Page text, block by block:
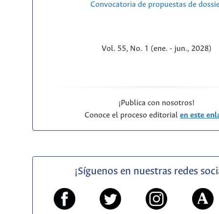
Convocatoria de propuestas de
Vol. 55, No. 1 (ene. - jun., 2028)
¡Publica con nosotros!
Conoce el proceso editorialen este
¡Síguenos en nuestras redes